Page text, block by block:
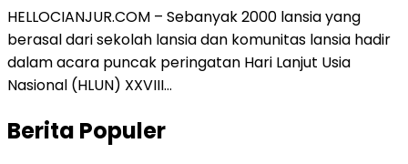
HELLOCIANJUR.COM – Sebanyak 2000 lansia yang
berasal dari sekolah lansia dan komunitas lansia hadir
dalam acara puncak peringatan Hari Lanjut Usia
Nasional (HLUN) XXVIII…
Berita Populer